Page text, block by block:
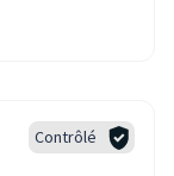
Contrôlé